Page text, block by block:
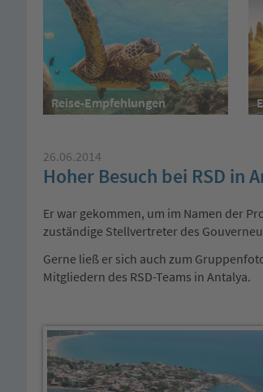
Reise-Empfehlungen
26.06.2014
Hoher Besuch bei RSD in
Er war gekommen, um im Namen der
zuständige Stellvertreter des
Gerne ließ er sich auch zum
Mitgliedern des RSD-Teams in Antalya.